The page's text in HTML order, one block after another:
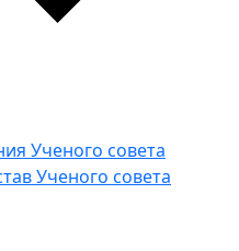
Ученого совета
Ученого совета